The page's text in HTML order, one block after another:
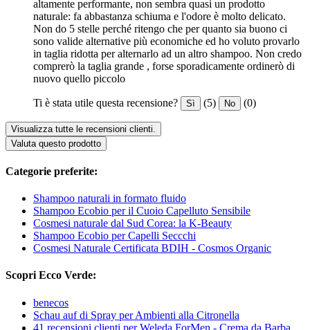
altamente performante, non sembra quasi un prodotto
naturale: fa abbastanza schiuma e l'odore è molto delicato.
Non do 5 stelle perché ritengo che per quanto sia buono ci
sono valide alternative più economiche ed ho voluto provarlo
in taglia ridotta per alternarlo ad un altro shampoo. Non credo
comprerò la taglia grande , forse sporadicamente ordinerò di
nuovo quello piccolo
Ti è stata utile questa recensione? Sì (5) No (0)
Visualizza tutte le recensioni clienti.
Valuta questo prodotto
Categorie preferite:
Shampoo naturali in formato fluido
Shampoo Ecobio per il Cuoio Capelluto Sensibile
Cosmesi naturale dal Sud Corea: la K-Beauty
Shampoo Ecobio per Capelli Seccchi
Cosmesi Naturale Certificata BDIH - Cosmos Organic
Scopri Ecco Verde:
benecos
Schau auf di Spray per Ambienti alla Citronella
41 recensioni clienti per Weleda ForMen - Crema da Barba